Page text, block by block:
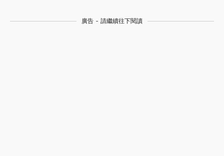
廣告 - 請繼續往下閱讀